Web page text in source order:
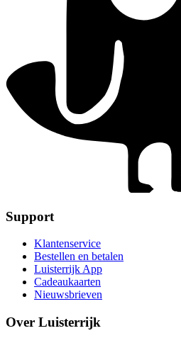
Support
Klantenservice
Bestellen en betalen
Luisterrijk App
Cadeaukaarten
Nieuwsbrieven
Over Luisterrijk